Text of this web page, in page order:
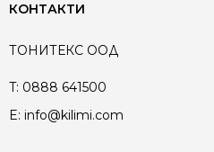
КОНТАКТИ
ТОНИТЕКС ООД
T: 0888 641500
E: info@kilimi.com